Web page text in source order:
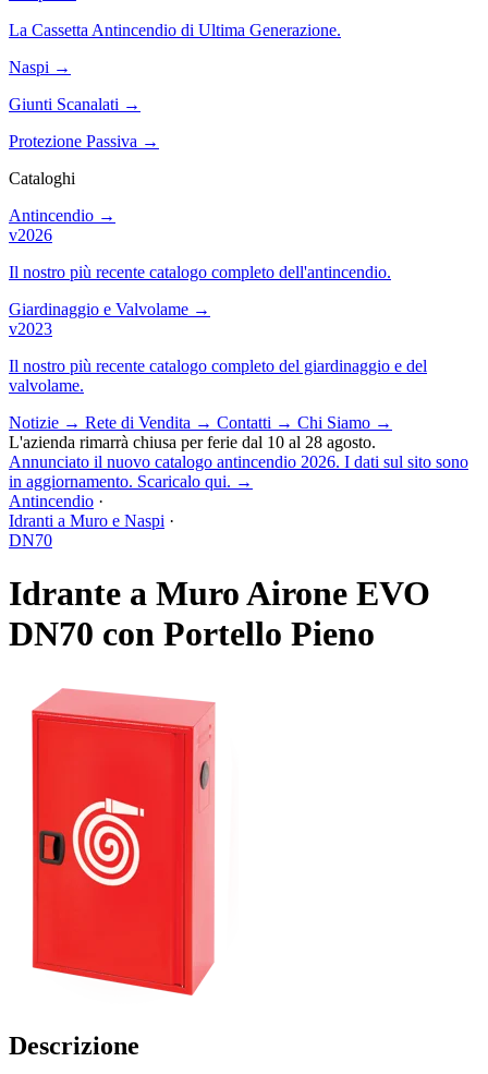
La Cassetta Antincendio di Ultima Generazione.
Naspi →
Giunti Scanalati →
Protezione Passiva →
Cataloghi
Antincendio →
v2026
Il nostro più recente catalogo completo dell'antincendio.
Giardinaggio e Valvolame →
v2023
Il nostro più recente catalogo completo del giardinaggio e del
valvolame.
Notizie → Rete di Vendita → Contatti → Chi Siamo →
L'azienda rimarrà chiusa per ferie dal 10 al 28 agosto.
Annunciato il nuovo catalogo antincendio 2026. I dati sul sito sono
in aggiornamento. Scaricalo qui. →
Antincendio ·
Idranti a Muro e Naspi ·
DN70
Idrante a Muro Airone EVO
DN70 con Portello Pieno
Descrizione